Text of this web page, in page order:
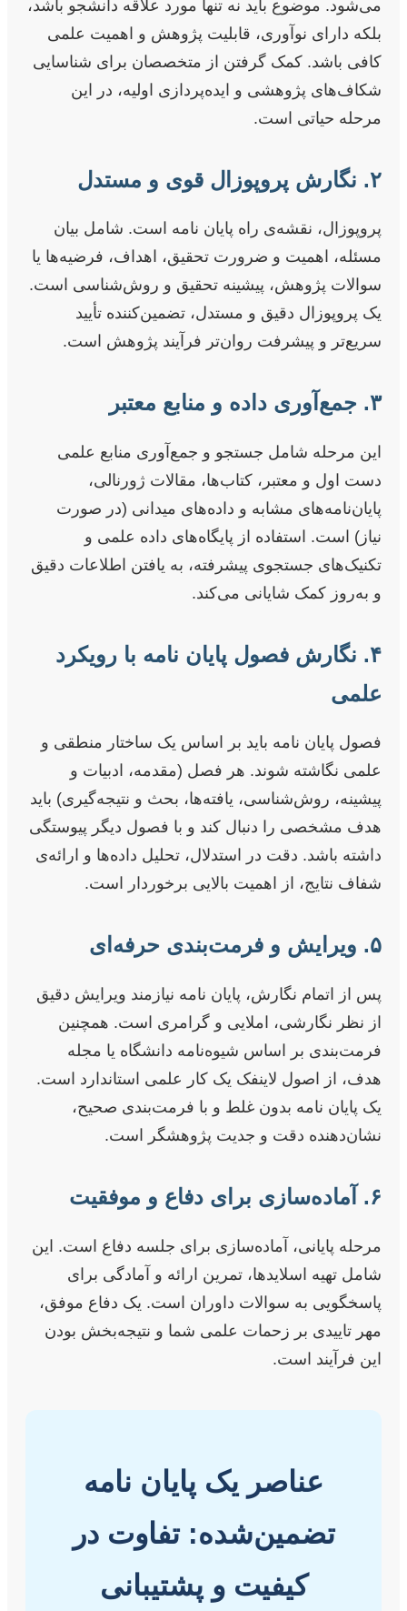
می‌شود. موضوع باید نه تنها مورد علاقه دانشجو باشد،
بلکه دارای نوآوری، قابلیت پژوهش و اهمیت علمی
کافی باشد. کمک گرفتن از متخصصان برای شناسایی
شکاف‌های پژوهشی و ایده‌پردازی اولیه، در این
مرحله حیاتی است.
۲. نگارش پروپوزال قوی و مستدل
پروپوزال، نقشه‌ی راه پایان نامه است. شامل بیان
مسئله، اهمیت و ضرورت تحقیق، اهداف، فرضیه‌ها یا
سوالات پژوهش، پیشینه تحقیق و روش‌شناسی است.
یک پروپوزال دقیق و مستدل، تضمین‌کننده تأیید
سریع‌تر و پیشرفت روان‌تر فرآیند پژوهش است.
۳. جمع‌آوری داده و منابع معتبر
این مرحله شامل جستجو و جمع‌آوری منابع علمی
دست اول و معتبر، کتاب‌ها، مقالات ژورنالی،
پایان‌نامه‌های مشابه و داده‌های میدانی (در صورت
نیاز) است. استفاده از پایگاه‌های داده علمی و
تکنیک‌های جستجوی پیشرفته، به یافتن اطلاعات دقیق
و به‌روز کمک شایانی می‌کند.
۴. نگارش فصول پایان نامه با رویکرد
علمی
فصول پایان نامه باید بر اساس یک ساختار منطقی و
علمی نگاشته شوند. هر فصل (مقدمه، ادبیات و
پیشینه، روش‌شناسی، یافته‌ها، بحث و نتیجه‌گیری) باید
هدف مشخصی را دنبال کند و با فصول دیگر پیوستگی
داشته باشد. دقت در استدلال، تحلیل داده‌ها و ارائه‌ی
شفاف نتایج، از اهمیت بالایی برخوردار است.
۵. ویرایش و فرمت‌بندی حرفه‌ای
پس از اتمام نگارش، پایان نامه نیازمند ویرایش دقیق
از نظر نگارشی، املایی و گرامری است. همچنین
فرمت‌بندی بر اساس شیوه‌نامه دانشگاه یا مجله
هدف، از اصول لاینفک یک کار علمی استاندارد است.
یک پایان نامه بدون غلط و با فرمت‌بندی صحیح،
نشان‌دهنده دقت و جدیت پژوهشگر است.
۶. آماده‌سازی برای دفاع و موفقیت
مرحله پایانی، آماده‌سازی برای جلسه دفاع است. این
شامل تهیه اسلایدها، تمرین ارائه و آمادگی برای
پاسخگویی به سوالات داوران است. یک دفاع موفق،
مهر تاییدی بر زحمات علمی شما و نتیجه‌بخش بودن
این فرآیند است.
عناصر یک پایان نامه
تضمین‌شده: تفاوت در
کیفیت و پشتیبانی